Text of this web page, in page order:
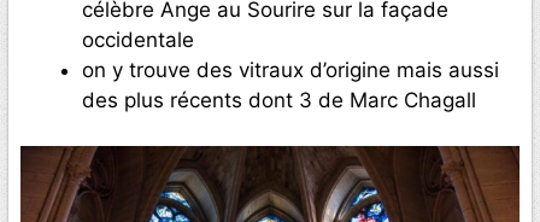
célèbre Ange au Sourire sur la façade
occidentale
on y trouve des vitraux d’origine mais aussi
des plus récents dont 3 de Marc Chagall